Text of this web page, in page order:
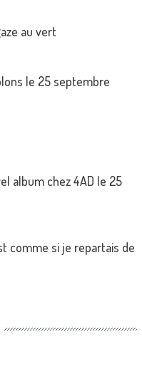
au vert
le 25 septembre
album chez 4AD le 25
comme si je repartais de